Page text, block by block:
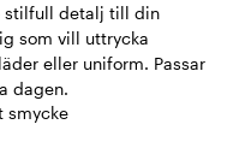
stilfull detalj till din
som vill uttrycka
eller uniform. Passar
dagen.
smycke